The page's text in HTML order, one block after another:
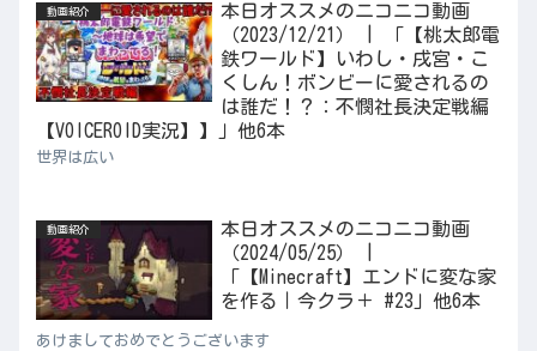
動画紹介
本日オススメのニコニコ動画
（2023/12/21） | 「【桃太郎電
鉄ワールド】いわし・戌宮・こ
くしん！ボンビーに愛されるの
は誰だ！？：不憫社長決定戦編
【VOICEROID実況】】」他6本
世界は広い
動画紹介
本日オススメのニコニコ動画
（2024/05/25） |
「【Minecraft】エンドに変な家
を作る｜今クラ＋ #23」他6本
あけましておめでとうございます